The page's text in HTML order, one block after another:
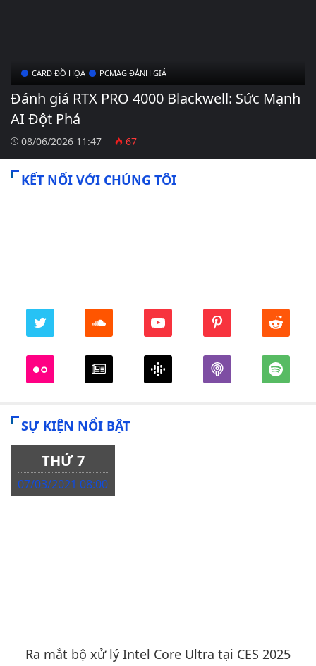
CARD ĐỒ HỌA PCMAG ĐÁNH GIÁ
Đánh giá RTX PRO 4000 Blackwell: Sức Mạnh
AI Đột Phá
08/06/2026 11:47 67
KẾT NỐI VỚI CHÚNG TÔI
SỰ KIỆN NỔI BẬT
THỨ 7
07/03/2021 08:00
Ra mắt bộ xử lý Intel Core Ultra tại CES 2025